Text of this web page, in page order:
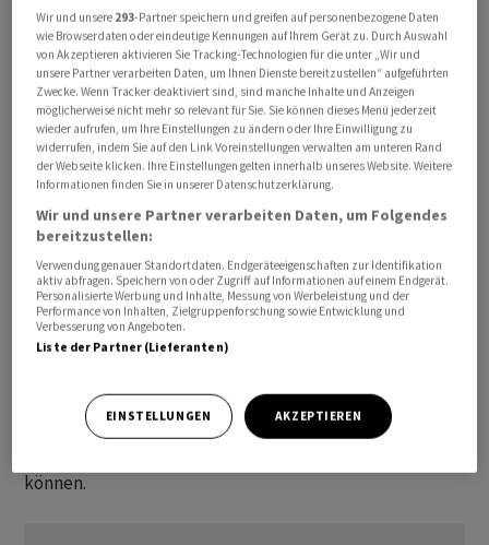
Mindestkurses im Januar 2015 notiert hatte, nach oben
absetzen können. Der Euro geht aktuell ebenfalls etwas
höher zu 0,9654 nach 0,9608 Franken am Morgen um.
US-Konjunkturdaten forcierten etwas die Erwartungen
weiterer Zinserhöhungen in den USA und setzten damit
den Euro unter Druck. Denn höhere Zinsen stützen in
der Regel eine Währung.
Zum einen entwickelt sich der von der US-Notenbank
Fed stark beobachtete Arbeitsmarkt weiterhin solide. In
der vergangenen Woche sank die Zahl der Erstanträge
auf Arbeitslosenhilfe überraschend. Ein enger
Fed unter Druck, weil sich aus der vorteilhaften
Verhandlungsposition der Arbeitnehmer höhere Löhne
können.
Wir und unsere 293-Partner speichern und greifen auf personenbezogene Daten
wie Browserdaten oder eindeutige Kennungen auf Ihrem Gerät zu. Durch Auswahl
von Akzeptieren aktivieren Sie Tracking-Technologien für die unter „Wir und
unsere Partner verarbeiten Daten, um Ihnen Dienste bereitzustellen“ aufgeführten
Zwecke. Wenn Tracker deaktiviert sind, sind manche Inhalte und Anzeigen
möglicherweise nicht mehr so relevant für Sie. Sie können dieses Menü jederzeit
wieder aufrufen, um Ihre Einstellungen zu ändern oder Ihre Einwilligung zu
widerrufen, indem Sie auf den Link Voreinstellungen verwalten am unteren Rand
der Webseite klicken. Ihre Einstellungen gelten innerhalb unseres Website. Weitere
Informationen finden Sie in unserer Datenschutzerklärung.
Wir und unsere Partner verarbeiten Daten, um Folgendes
bereitzustellen:
Verwendung genauer Standortdaten. Endgeräteeigenschaften zur Identifikation
aktiv abfragen. Speichern von oder Zugriff auf Informationen auf einem Endgerät.
Personalisierte Werbung und Inhalte, Messung von Werbeleistung und der
Performance von Inhalten, Zielgruppenforschung sowie Entwicklung und
Verbesserung von Angeboten.
Liste der Partner (Lieferanten)
EINSTELLUNGEN AKZEPTIEREN